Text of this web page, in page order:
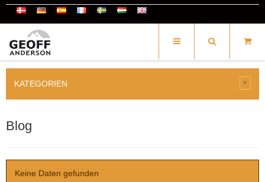
KATEGORIEN
Blog
Keine Daten gefunden